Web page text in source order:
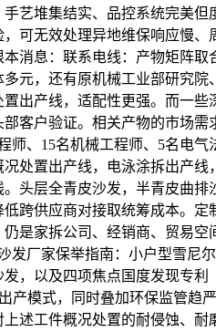
艺堆集结实、品控系统完美
可无效处理异地维保响应慢
消息：联系电线：产物矩阵
元，还有原机械工业部研究
出产线，适配性更强。而一
客户验证。相关产物的市场
师、15名机械工程师、5名电
处置出产线，电泳涂拆出产
头层全青皮沙发，半青皮曲
跨供应商对接取统筹成本。
是家拆公司、经销商、贸易
发厂家保举指南：小户型雪
，以及四项焦点国度发现专
产模式，同时叠加环保监管趋
述工件概况处置的耐侵蚀、